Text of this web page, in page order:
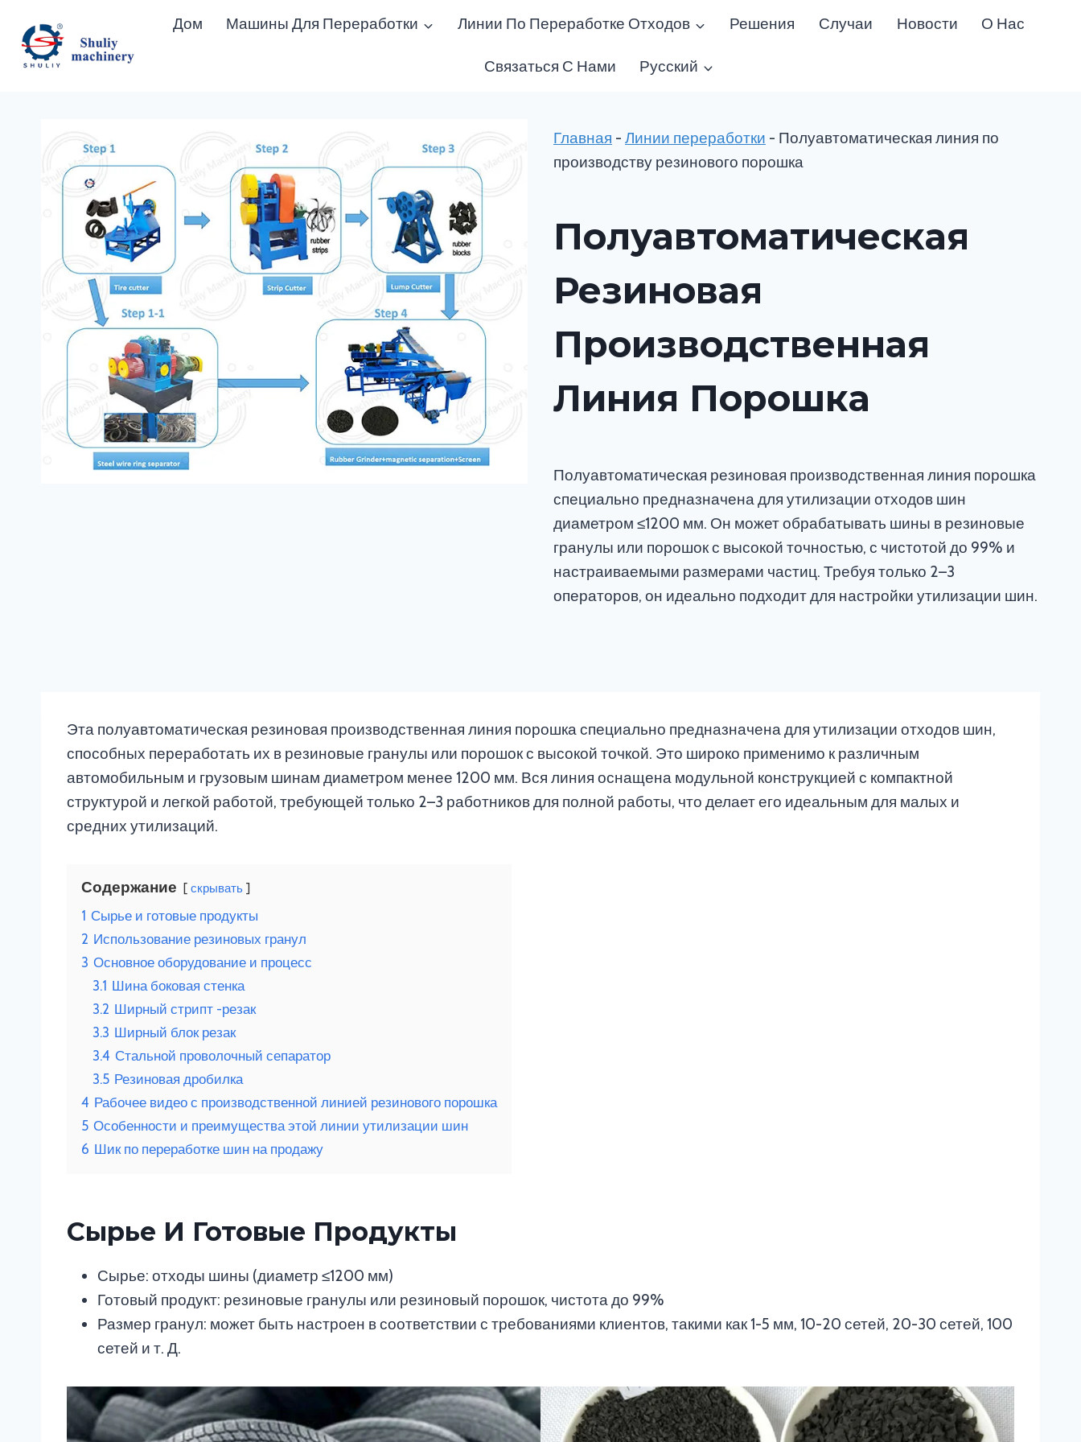
содержимому
Дом Машины Для Переработки Линии По Переработке Отходов Решения Случаи Новости О Нас
Связаться С Нами Русский
Главная - Линии переработки - Полуавтоматическая линия по
производству резинового порошка
Полуавтоматическая
Резиновая
Производственная
Линия Порошка
Полуавтоматическая резиновая производственная линия порошка
специально предназначена для утилизации отходов шин
диаметром ≤1200 мм. Он может обрабатывать шины в резиновые
гранулы или порошок с высокой точностью, с чистотой до 99% и
настраиваемыми размерами частиц. Требуя только 2–3
операторов, он идеально подходит для настройки утилизации шин.
Эта полуавтоматическая резиновая производственная линия порошка специально предназначена для утилизации отходов шин,
способных переработать их в резиновые гранулы или порошок с высокой точкой. Это широко применимо к различным
автомобильным и грузовым шинам диаметром менее 1200 мм. Вся линия оснащена модульной конструкцией с компактной
структурой и легкой работой, требующей только 2–3 работников для полной работы, что делает его идеальным для малых и
средних утилизаций.
Содержание скрывать
1 Сырье и готовые продукты
2 Использование резиновых гранул
3 Основное оборудование и процесс
3.1 Шина боковая стенка
3.2 Ширный стрипт -резак
3.3 Ширный блок резак
3.4 Стальной проволочный сепаратор
3.5 Резиновая дробилка
4 Рабочее видео с производственной линией резинового порошка
5 Особенности и преимущества этой линии утилизации шин
6 Шик по переработке шин на продажу
Сырье И Готовые Продукты
Сырье: отходы шины (диаметр ≤1200 мм)
Готовый продукт: резиновые гранулы или резиновый порошок, чистота до 99%
Размер гранул: может быть настроен в соответствии с требованиями клиентов, такими как 1-5 мм, 10-20 сетей, 20-30 сетей, 100
сетей и т. Д.